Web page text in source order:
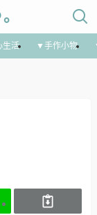
活 ▼手作小物